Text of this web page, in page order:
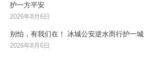
护一方平安
2026年8月6日
别怕，有我们在！ 冰城公安逆水而行护一
2026年8月6日